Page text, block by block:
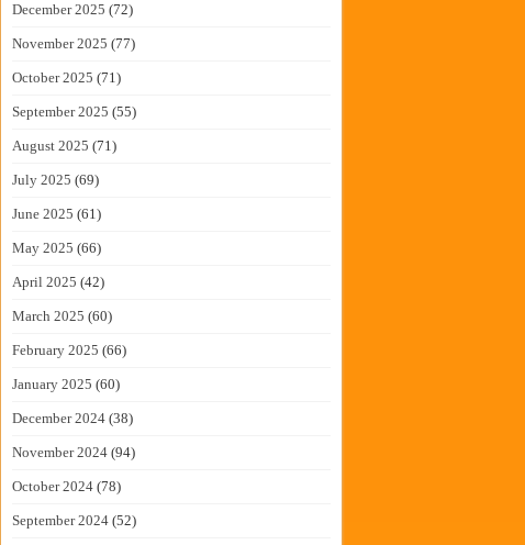
December 2025 (72)
November 2025 (77)
October 2025 (71)
September 2025 (55)
August 2025 (71)
July 2025 (69)
June 2025 (61)
May 2025 (66)
April 2025 (42)
March 2025 (60)
February 2025 (66)
January 2025 (60)
December 2024 (38)
November 2024 (94)
October 2024 (78)
September 2024 (52)